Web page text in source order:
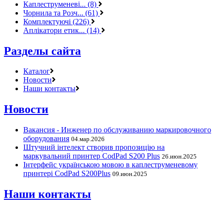
Каплеструменеві... (8)
Чорнила та Розч... (61)
Комплектуючі (226)
Аплікатори етик... (14)
Разделы сайта
Каталог
Новости
Наши контакты
Новости
Вакансия - Инженер по обслуживанию маркировочного
оборудования 04.мар.2026
Штучний інтелект створив пропозицію на
маркувальний принтер CodPad S200 Plus 26.июн.2025
Інтерфейс українською мовою в каплеструменевому
принтері CodPad S200Plus 09.июн.2025
Наши контакты